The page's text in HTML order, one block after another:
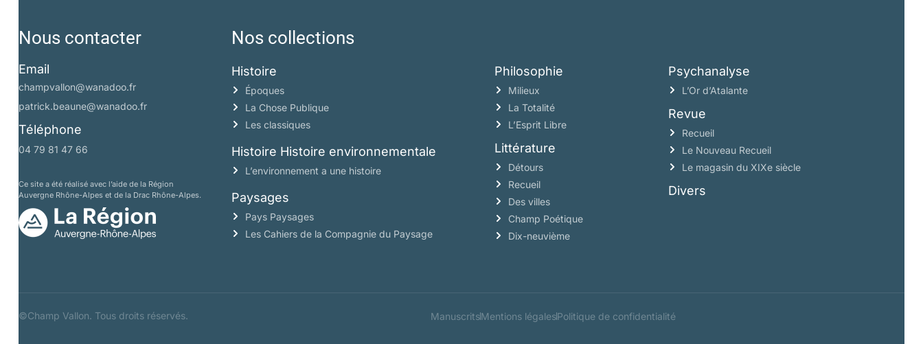
Nous contacter
Email
champvallon@wanadoo.fr
patrick.beaune@wanadoo.fr
Téléphone
04 79 81 47 66
Ce site a été réalisé avec l’aide de la Région
Auvergne Rhône-Alpes et de la Drac Rhône-Alpes.
Nos collections
Histoire
Époques
La Chose Publique
Les classiques
Histoire Histoire environnementale
L’environnement a une histoire
Paysages
Pays Paysages
Les Cahiers de la Compagnie du Paysage
Philosophie
Milieux
La Totalité
L’Esprit Libre
Littérature
Détours
Recueil
Des villes
Champ Poétique
Dix-neuvième
Psychanalyse
L’Or d’Atalante
Revue
Recueil
Le Nouveau Recueil
Le magasin du XIXe siècle
Divers
©Champ Vallon. Tous droits réservés. ManuscritsMentions légalesPolitique de confidentialité